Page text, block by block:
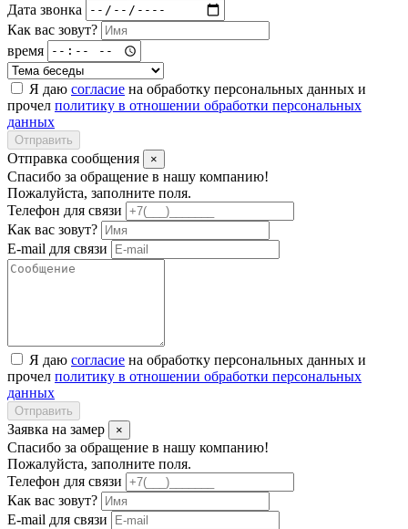
Дата звонка
Как вас зовут?
время
Я даю согласие на обработку персональных данных и
прочел политику в отношении обработки персональных
данных
Отправить
Отправка сообщения ×
Спасибо за обращение в нашу компанию!
Пожалуйста, заполните поля.
Телефон для связи
Как вас зовут?
E-mail для связи
Я даю согласие на обработку персональных данных и
прочел политику в отношении обработки персональных
данных
Отправить
Заявка на замер ×
Спасибо за обращение в нашу компанию!
Пожалуйста, заполните поля.
Телефон для связи
Как вас зовут?
E-mail для связи